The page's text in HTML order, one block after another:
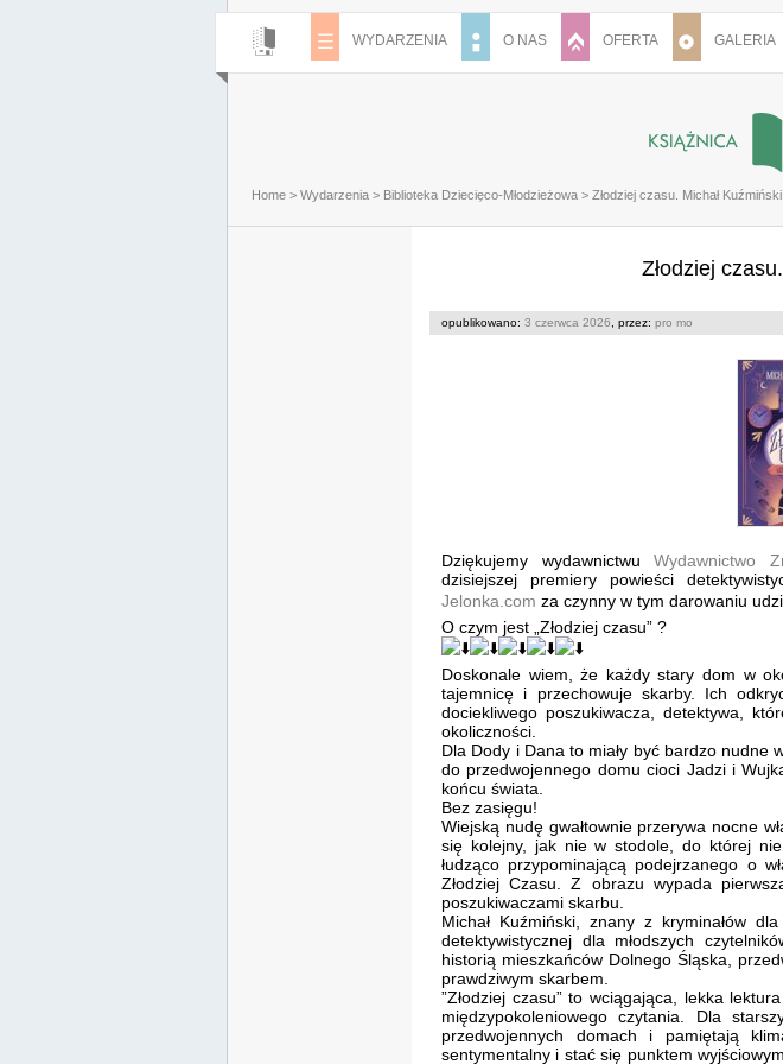
WYDARZENIA O NAS OFERTA GALERIA
Home > Wydarzenia > Biblioteka Dziecięco-Młodzieżowa > Złodziej czasu. Michał Kuźmiński
Złodziej
opublikowano: 3 czerwca 2026 , przez: pro mo
Dziękujemy wydawnictwu Wydawnictwo
dzisiejszej premiery powieści
Jelonka.com za czynny w tym darowaniu
O czym jest „Złodziej czasu” ?
Doskonale wiem, że każdy stary dom w
tajemnicę i przechowuje skarby. Ich
dociekliwego poszukiwacza, detektywa,
okoliczności.
Dla Dody i Dana to miały być bardzo nudne
do przedwojennego domu cioci Jadzi i
końcu świata.
Bez zasięgu!
Wiejską nudę gwałtownie przerywa nocne
się kolejny, jak nie w stodole, do której
łudząco przypominającą podejrzanego o
Złodziej Czasu. Z obrazu wypada
poszukiwaczami skarbu.
Michał Kuźmiński, znany z kryminałów
detektywistycznej dla młodszych
historią mieszkańców Dolnego Śląska,
prawdziwym skarbem.
”Złodziej czasu” to wciągająca, lekka
międzypokoleniowego czytania. Dla
przedwojennych domach i pamiętają
sentymentalny i stać się punktem